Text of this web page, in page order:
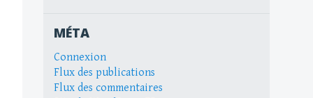
MÉTA
Connexion
Flux des publications
Flux des commentaires